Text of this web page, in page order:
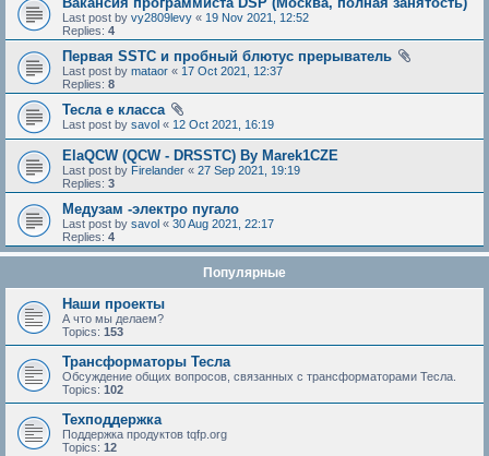
Last post by vy2809levy « 19 Nov 2021, 12:52
Replies: 4
Первая SSTC и пробный блютус прерыватель
Last post by mataor « 17 Oct 2021, 12:37
Replies: 8
Тесла е класса
Last post by savol « 12 Oct 2021, 16:19
ElaQCW (QCW - DRSSTC) By Marek1CZE
Last post by Firelander « 27 Sep 2021, 19:19
Replies: 3
Медузам -электро пугало
Last post by savol « 30 Aug 2021, 22:17
Replies: 4
Популярные
Наши проекты
А что мы делаем?
Topics: 153
Трансформаторы Тесла
Обсуждение общих вопросов, связанных с трансформаторами Тесла.
Topics: 102
Техподдержка
Поддержка продуктов tqfp.org
Topics: 12